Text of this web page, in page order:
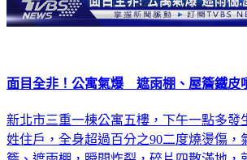
面目全非！公寓氣爆 遮雨棚、屋簷鐵皮
新北市三重一棟公寓五樓，下午一點多發
姓住戶，全身超過百分之90二度燒燙傷，